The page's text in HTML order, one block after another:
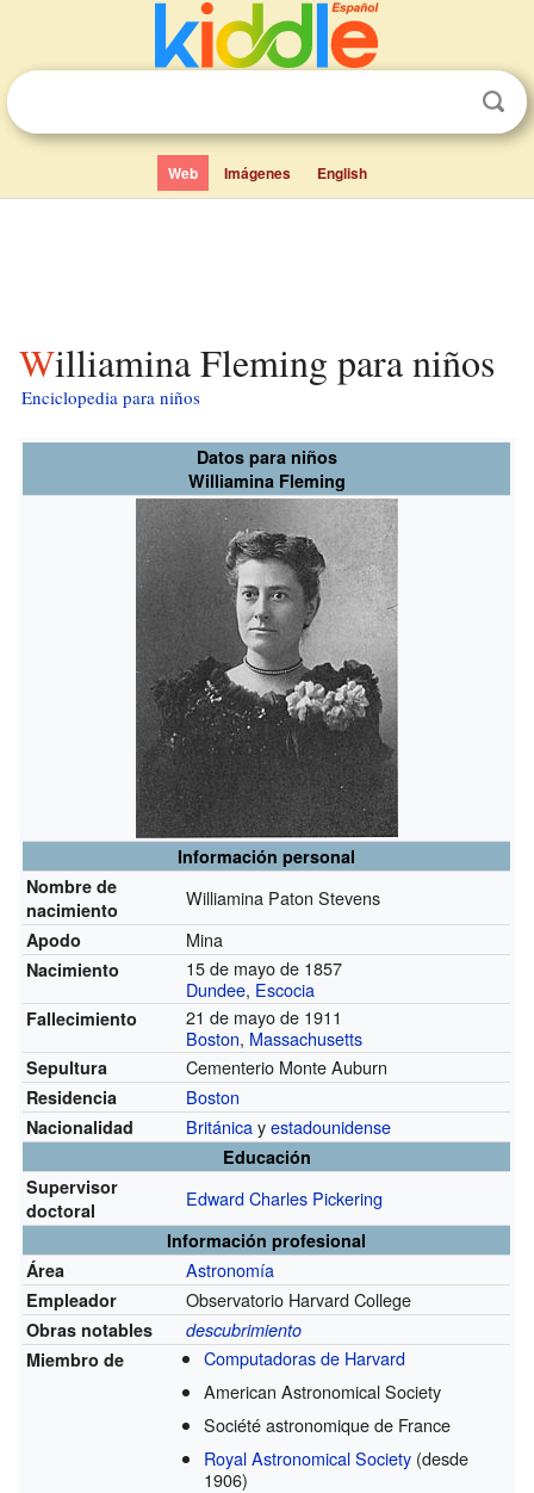
Web Imágenes English
Williamina Fleming para niños
Enciclopedia para niños
Datos para niños
Williamina Fleming
Información personal
Nombre de
nacimiento
Williamina Paton Stevens
Apodo Mina
Nacimiento
15 de mayo de 1857
Dundee, Escocia
Fallecimiento
21 de mayo de 1911
Boston, Massachusetts
Sepultura Cementerio Monte Auburn
Residencia Boston
Nacionalidad Británicayestadounidense
Educación
Supervisor
doctoral
Edward Charles Pickering
Información profesional
Área
Astronomía
Empleador Observatorio Harvard College
Obras notables
descubrimiento
Miembro de
Computadoras de Harvard
American Astronomical Society
Société astronomique de France
Royal Astronomical Society (desde
1906)